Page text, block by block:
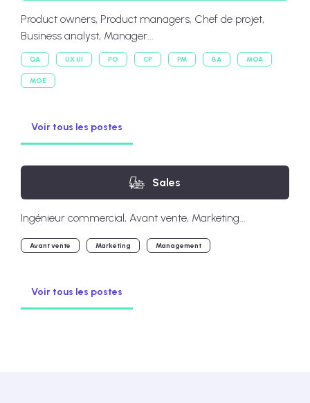
Product owners, Product managers, Chef de projet,
Business analyst, Manager...
QA UX UI PO CP PM BA MOA
MOE
Voir tous les postes
Sales
Ingénieur commercial, Avant vente, Marketing...
Avant vente Marketing Management
Voir tous les postes